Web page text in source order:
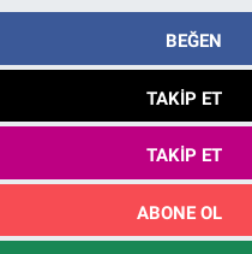
BEĞEN
TAKIP ET
TAKIP ET
ABONE OL